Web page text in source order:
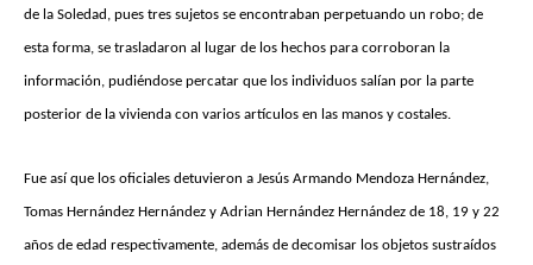
de la Soledad, pues tres sujetos se encontraban perpetuando un robo; de
esta forma, se trasladaron al lugar de los hechos para corroboran la
información, pudiéndose percatar que los individuos salían por la parte
posterior de la vivienda con varios artículos en las manos y costales.
Fue así que los oficiales detuvieron a Jesús Armando Mendoza Hernández,
Tomas Hernández Hernández y Adrian Hernández Hernández de 18, 19 y 22
años de edad respectivamente, además de decomisar los objetos sustraídos